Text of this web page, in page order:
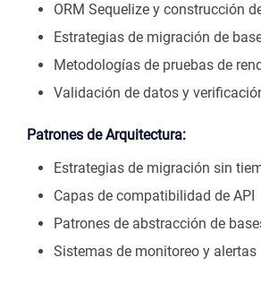
ORM Sequelize y construcción
Estrategias de migración de
Metodologías de pruebas de
Validación de datos y
Patrones de Arquitectura:
Estrategias de migración sin
Capas de compatibilidad de API
Patrones de abstracción de
Sistemas de monitoreo y alertas